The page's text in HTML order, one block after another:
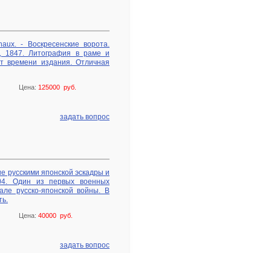
- Воскресенские ворота.
1847. Литография в раме и
времени издания. Отличная
Цена: 125000 руб.
задать вопрос
русскими японской эскадры и
Один из первых военных
русско-японской войны. В
Цена: 40000 руб.
задать вопрос